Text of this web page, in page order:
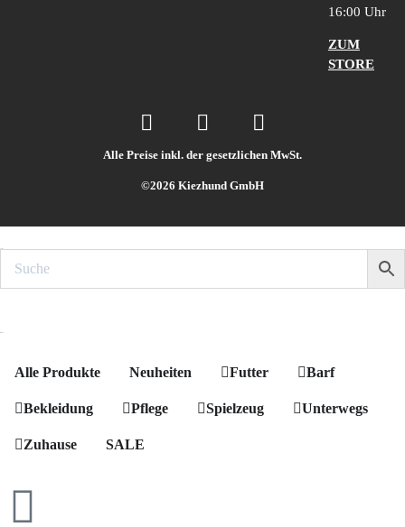
16:00 Uhr
ZUM
STORE
Alle Preise inkl. der gesetzlichen MwSt.
©2026 Kiezhund GmbH
Alle Produkte Neuheiten Futter Barf
Bekleidung Pflege Spielzeug Unterwegs
Zuhause SALE